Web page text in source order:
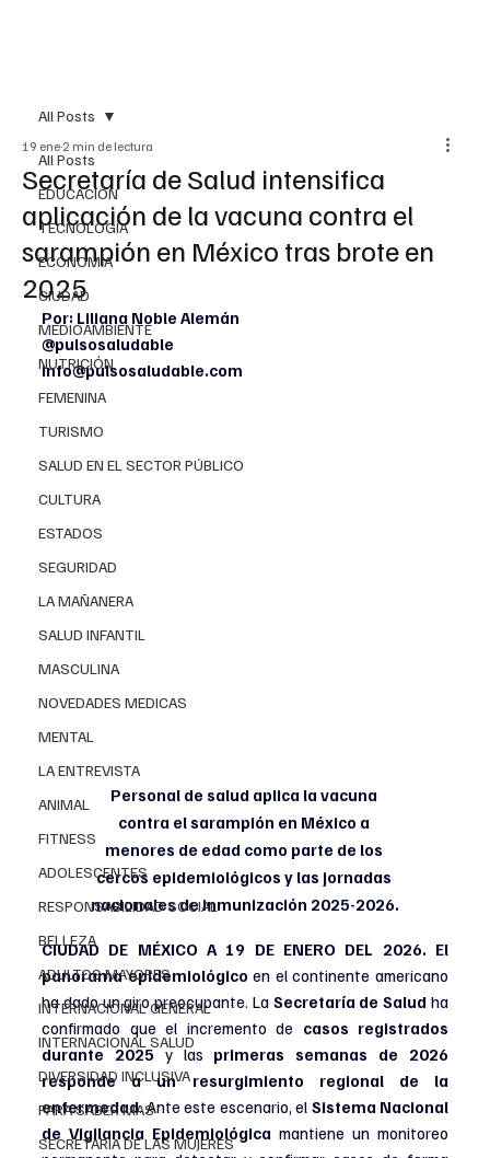
All Posts
EDUCACIÓN
TECNOLOGÍA
ECONOMÍA
CIUDAD
MEDIOAMBIENTE
NUTRICIÓN
FEMENINA
TURISMO
SALUD EN EL SECTOR PÚBLICO
CULTURA
ESTADOS
SEGURIDAD
LA MAÑANERA
SALUD INFANTIL
MASCULINA
NOVEDADES MEDICAS
MENTAL
LA ENTREVISTA
ANIMAL
FITNESS
ADOLESCENTES
RESPONSABILIDAD SOCIAL
BELLEZA
ADULTOS MAYORES
INTERNACIONAL GENERAL
INTERNACIONAL SALUD
DIVERSIDAD INCLUSIVA
PARA SABER MAS
SECRETARIA DE LAS MUJERES
All Posts
Secretaría de Salud intensifica
aplicación de la vacuna contra el
sarampión en México tras brote en
2025
19 ene 2 min de lectura
Por: Liliana Noble Alemán
@pulsosaludable
info@pulsosaludable.com
Personal de salud aplica la vacuna
contra el sarampión en México a
menores de edad como parte de los
cercos epidemiológicos y las jornadas
nacionales de inmunización 2025-2026.
CIUDAD DE MÉXICO A 19 DE ENERO DEL 2026. El
panorama epidemiológico en el continente americano
ha dado un giro preocupante. La Secretaría de Salud ha
confirmado que el incremento de casos registrados
durante 2025 y las primeras semanas de 2026
responde a un resurgimiento regional de la
enfermedad. Ante este escenario, el Sistema Nacional
de Vigilancia Epidemiológica mantiene un monitoreo